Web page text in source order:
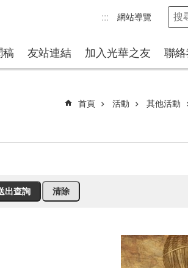
::: 網站導覽
稿 友站連結 加入光華之友 聯絡
首頁 活動 其他活動